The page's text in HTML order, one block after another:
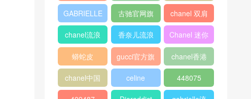
格
包
网
GABRIELLE
古驰官网旗
舰店
chanel 双肩
背包
chanel流浪
包价格
香奈儿流浪
包尺寸
Chanel 迷你
口盖包
蟒蛇皮
gucci官方旗
舰店
chanel香港
官网
chanel中国
官网
celine
classic box
448075